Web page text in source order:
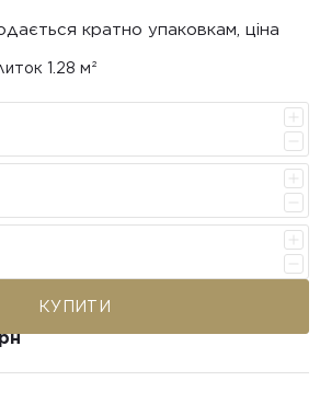
кратно упаковкам, ціна
1.28 м²
КУПИТИ